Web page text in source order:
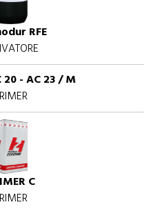
RFE
20 - AC 23 / M
C